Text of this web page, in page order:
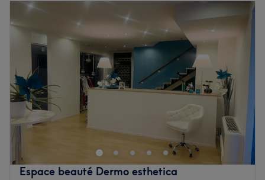
Dinsdag
17:00
Gesloten
Donderdag
10:00
Vrijdag
10:00
Zaterdag
10:00
17:00
Zondag
10:00 –17:00
Elite Beauty Center est un institut de beauté installé à
Bruxelles. Profitez d'un moment rien qu'à vous grâce à
des soins sur mesure effectués avec professionnalisme.
Que ce soit pour une pause bien-être rapide ou une
journée de cocooning, le salon met l'accent sur les soins
et garantit une expérience mémorable.
Espace beauté Dermo esthetica